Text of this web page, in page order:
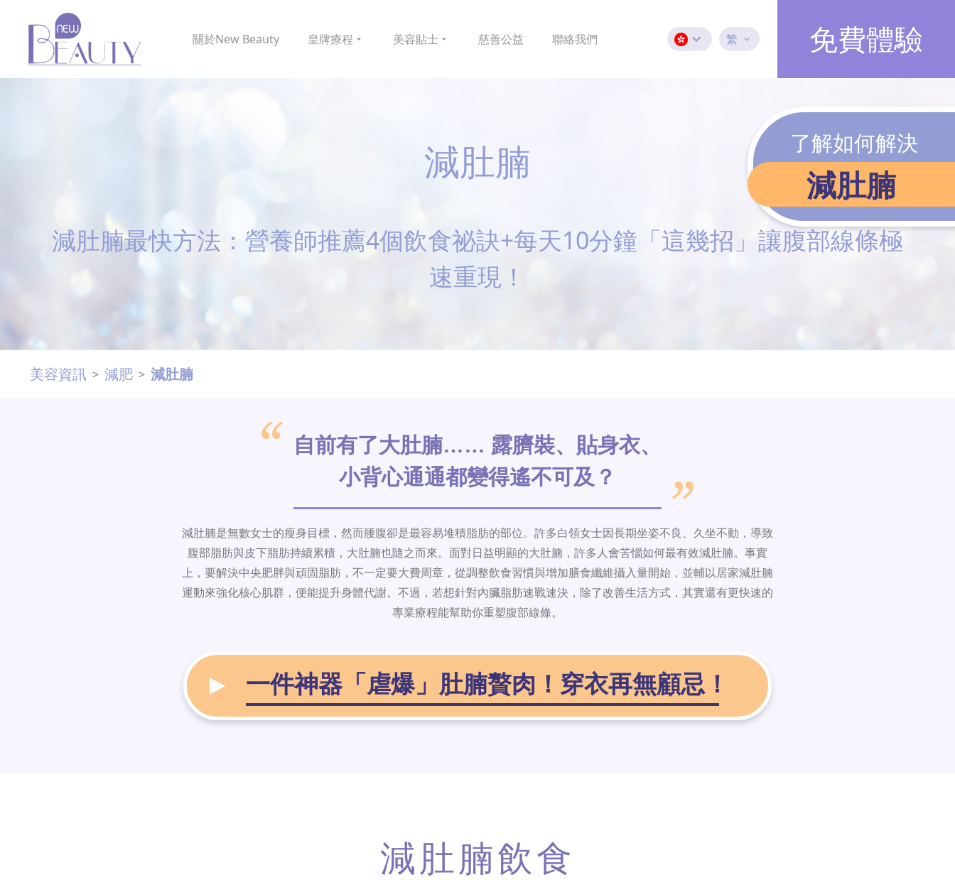
關於New Beauty 皇牌療程 美容貼士 慈善公益 聯絡我們 繁 免費體驗
了解如何解決
減肚腩
減肚腩
減肚腩最快方法：營養師推薦4個飲食祕訣+每天10分鐘「這幾招」讓腹部線條極
速重現！
美容資訊 > 減肥 > 減肚腩
自前有了大肚腩…… 露臍裝、貼身衣、
小背心通通都變得遙不可及？
減肚腩是無數女士的瘦身目標，然而腰腹卻是最容易堆積脂肪的部位。許多白領女士因長期坐姿不良、久坐不動，導致
腹部脂肪與皮下脂肪持續累積，大肚腩也隨之而來。面對日益明顯的大肚腩，許多人會苦惱如何最有效減肚腩。事實
上，要解決中央肥胖與頑固脂肪，不一定要大費周章，從調整飲食習慣與增加膳食纖維攝入量開始，並輔以居家減肚腩
運動來強化核心肌群，便能提升身體代謝。不過，若想針對內臟脂肪速戰速決，除了改善生活方式，其實還有更快速的
專業療程能幫助你重塑腹部線條。
一件神器「虐爆」肚腩贅肉！穿衣再無顧忌！
減肚腩飲食